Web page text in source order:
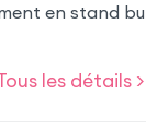
en stand
les détails >